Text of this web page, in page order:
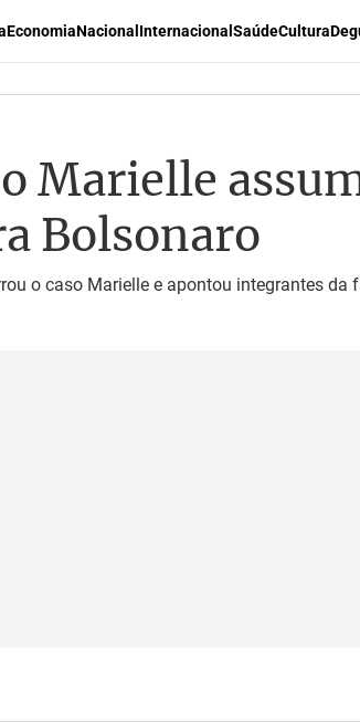
EconomiaNacional Internacional SaúdeCultura
Marielle
Bolsonaro
o caso Marielle e apontou integrantes